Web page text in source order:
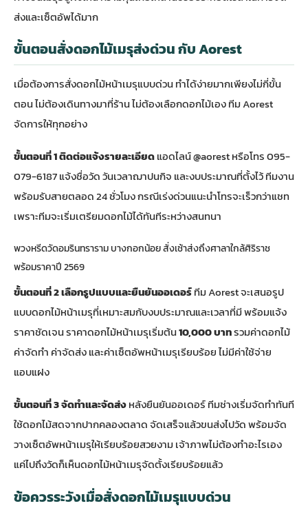
ส่งและเซ็ตอัพได้มาก
ขั้นตอนสั่งดอกไม้เมรุส่งด่วน กับ Aorest
เมื่อต้องการสั่งดอกไม้หน้าเมรุแบบด่วน ทำได้ง่ายมากเพียงไม่กี่ขั้น
ตอน ไม่ต้องเดินทางมาที่ร้าน ไม่ต้องเลือกดอกไม้เอง ทีม Aorest
จัดการให้ทุกอย่าง
ขั้นตอนที่ 1 ติดต่อแจ้งรายละเอียดแอดไลน์ @aorest หรือโทร 095-
079-6187 แจ้งชื่อวัด วันเวลาฌาปนกิจ และงบประมาณที่ตั้งไว้ ทีมงาน
พร้อมรับสายตลอด 24 ชั่วโมง กรณีเร่งด่วนแนะนำโทรจะเร็วกว่าแชท
เพราะทีมจะเริ่มเตรียมดอกไม้ได้ทันทีระหว่างสนทนา
พวงหรีดวัดอมรินทราราม บางกอกน้อย สั่งเช้าส่งถึงศาลาใกล้ศิริราช
พร้อมราคาปี 2569
ขั้นตอนที่ 2 เลือกรูปแบบและยืนยันออเดอร์ทีม Aorest จะเสนอรูป
แบบดอกไม้หน้าเมรุที่เหมาะสมกับงบประมาณและเวลาที่มี พร้อมแจ้ง
ราคาชัดเจน ราคาดอกไม้หน้าเมรุเริ่มต้น10,000 บาทรวมค่าดอกไม้
ค่าจัดทำ ค่าจัดส่ง และค่าเซ็ตอัพหน้าเมรุเรียบร้อย ไม่มีค่าใช้จ่าย
แอบแฝง
ขั้นตอนที่ 3 จัดทำและจัดส่งหลังยืนยันออเดอร์ ทีมช่างเริ่มจัดทำทันที
ใช้ดอกไม้สดจากปากคลองตลาด จัดเสร็จแล้วขนส่งไปวัด พร้อมจัด
วางเซ็ตอัพหน้าเมรุให้เรียบร้อยสวยงาม เจ้าภาพไม่ต้องทำอะไรเอง
แค่ไปถึงวัดก็เห็นดอกไม้หน้าเมรุจัดตั้งเรียบร้อยแล้ว
ข้อควรระวังเมื่อสั่งดอกไม้เมรุแบบด่วน